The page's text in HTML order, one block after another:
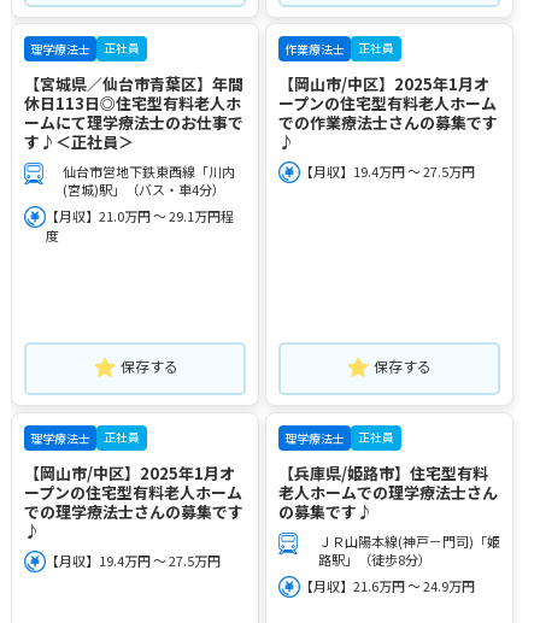
理学療法士 正社員
【宮城県／仙台市青葉区】年間
休日113日◎住宅型有料老人ホ
ームにて理学療法士のお仕事で
す♪＜正社員＞
仙台市営地下鉄東西線「川内
(宮城)駅」（バス・車4分）
【月収】21.0万円 ～ 29.1万円程
度
保存する
作業療法士 正社員
【岡山市/中区】2025年1月オ
ープンの住宅型有料老人ホーム
での作業療法士さんの募集です
♪
【月収】19.4万円 ～ 27.5万円
保存する
理学療法士 正社員
【岡山市/中区】2025年1月オ
ープンの住宅型有料老人ホーム
での理学療法士さんの募集です
♪
【月収】19.4万円 ～ 27.5万円
理学療法士 正社員
【兵庫県/姫路市】住宅型有料
老人ホームでの理学療法士さん
の募集です♪
ＪＲ山陽本線(神戸－門司)「姫
路駅」（徒歩8分）
【月収】21.6万円 ～ 24.9万円